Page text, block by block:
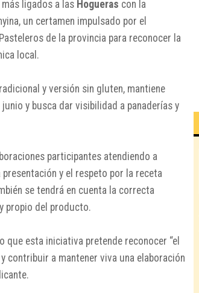
ligados a las Hogueras con la
un certamen impulsado por el
de la provincia para reconocer la
local.
y versión sin gluten, mantiene
y busca dar visibilidad a panaderías y
participantes atendiendo a
y el respeto por la receta
se tendrá en cuenta la correcta
propio del producto.
que esta iniciativa pretende reconocer “el
contribuir a mantener viva una elaboración